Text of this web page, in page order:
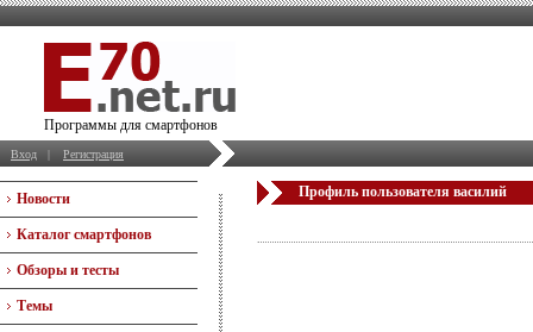
Программы для смартфонов
Вход | Регистрация
Новости
Каталог смартфонов
Обзоры и тесты
Темы
Профиль пользователя василий